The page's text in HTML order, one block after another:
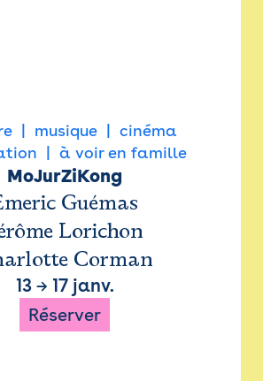
musique
cinéma
à voir en famille
MoJurZiKong
Guémas
Lorichon
Corman
13→ 17 janv.
Réserver